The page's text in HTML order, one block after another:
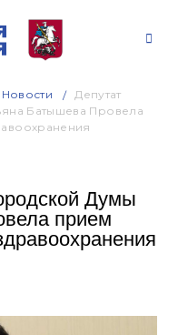
Новости
Депутат
Батышева Провела
Думы
прием